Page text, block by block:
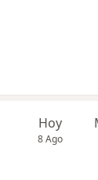
Hoy
8 Ago